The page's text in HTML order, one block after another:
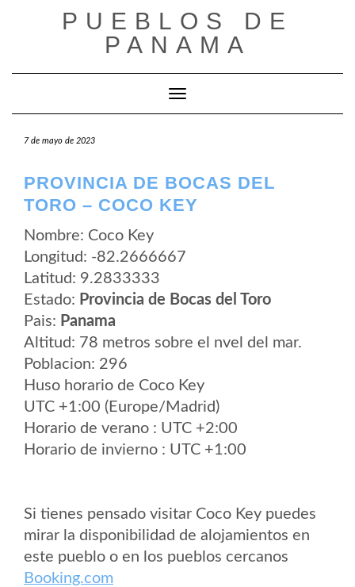
PUEBLOS DE
PANAMA
Cambiar modo de navegación
7 de mayo de 2023
PROVINCIA DE BOCAS DEL
TORO – COCO KEY
Nombre: Coco Key
Longitud: -82.2666667
Latitud: 9.2833333
Estado: Provincia de Bocas del Toro
Pais: Panama
Altitud: 78 metros sobre el nvel del mar.
Poblacion: 296
Huso horario de Coco Key
UTC +1:00 (Europe/Madrid)
Horario de verano : UTC +2:00
Horario de invierno : UTC +1:00
Si tienes pensado visitar Coco Key puedes
mirar la disponibilidad de alojamientos en
este pueblo o en los pueblos cercanos
Booking.com